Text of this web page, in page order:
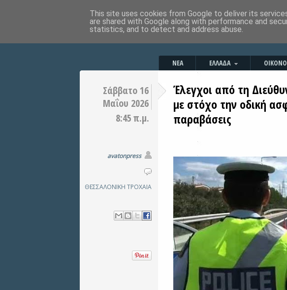
ΝΕΑ ΕΛΛΑΔΑ
Σάββατο 16
Μαΐου 2026
8:45 π.μ.
avatonpress
ΘΕΣΣΑΛΟΝΙΚΗ ΤΡΟΧΑΙΑ
Έλεγχοι από τη
με στόχο την οδική
παραβάσεις
This site uses cookies from Google to deliver its
are shared with Google along with performance and
statistics, and to detect and address abuse.